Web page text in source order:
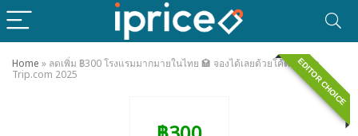
Home » ลดเพิ่ม ฿300 โรงแรมมากมายในไทย 🏩 จองได้เลยด้วยโค้ดส่วนลด
Trip.com 2025
EDITOR CHOICE